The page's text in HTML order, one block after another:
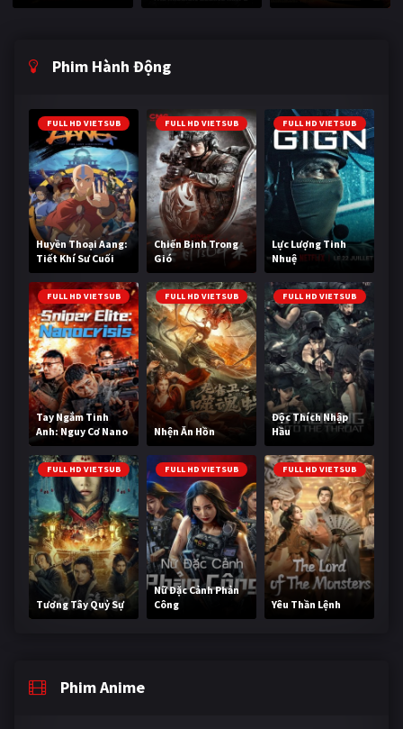
Phim Hành Động
FULL HD VIETSUB
Huyền Thoại Aang:
Tiết Khí Sư Cuối
Cùng
FULL HD VIETSUB
Chiến Binh Trong
Gió
FULL HD VIETSUB
Lực Lượng Tinh
Nhuệ
FULL HD VIETSUB
Tay Ngắm Tinh
Anh: Nguy Cơ Nano
FULL HD VIETSUB
Nhện Ăn Hồn
FULL HD VIETSUB
Độc Thích Nhập
Hầu
FULL HD VIETSUB
Tương Tây Quỷ Sự
FULL HD VIETSUB
Nữ Đặc Cảnh Phản
Công
FULL HD VIETSUB
Yêu Thần Lệnh
Phim Anime